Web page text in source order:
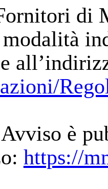
di
modalità
è
https://